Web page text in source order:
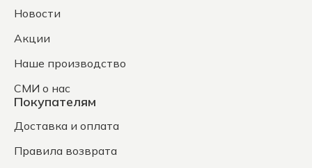
Новости
Акции
Наше производство
СМИ о нас
Покупателям
Доставка и оплата
Правила возврата